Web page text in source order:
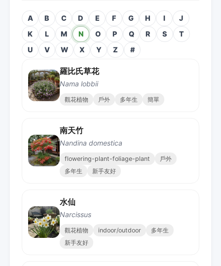
A B C D E F G H I
J
K
L M N O P Q R S
T
U
V W X Y Z #
羅比氏草花
Nama lobbii
觀花植物 戶外 多年生 簡單
南天竹
Nandina domestica
flowering-plant-foliage-plant
戶外
多年生
新手友好
水仙
Narcissus
觀花植物 indoor/outdoor
多年生
新手友好